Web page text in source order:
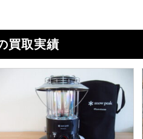
買取実績